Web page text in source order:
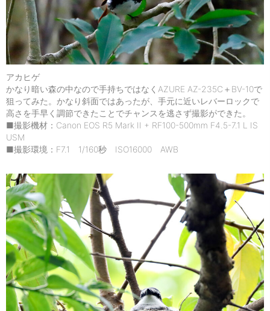
アカヒゲ
かなり暗い森の中なので手持ちではなくAZURE AZ-235C＋BV-10で
狙ってみた。かなり斜面ではあったが、手元に近いレバーロックで
高さを手早く調節できたことでチャンスを逃さず撮影ができた。
■撮影機材：Canon EOS R5 Mark II + RF100-500mm F4.5-7.1 L IS
USM
■撮影環境：F7.1 1/160秒 ISO16000 AWB